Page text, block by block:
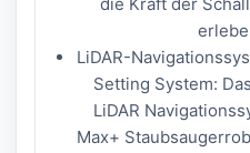
LiDAR-
Setting System:
LiDAR
Max+